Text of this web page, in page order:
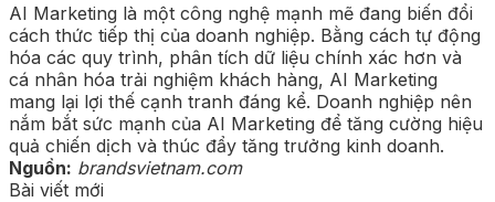
AI Marketing là một công nghệ mạnh mẽ đang biến đổi
cách thức tiếp thị của doanh nghiệp. Bằng cách tự động
hóa các quy trình, phân tích dữ liệu chính xác hơn và
cá nhân hóa trải nghiệm khách hàng, AI Marketing
mang lại lợi thế cạnh tranh đáng kể. Doanh nghiệp nên
nắm bắt sức mạnh của AI Marketing để tăng cường hiệu
quả chiến dịch và thúc đẩy tăng trưởng kinh doanh.
Nguồn: brandsvietnam.com
Bài viết mới